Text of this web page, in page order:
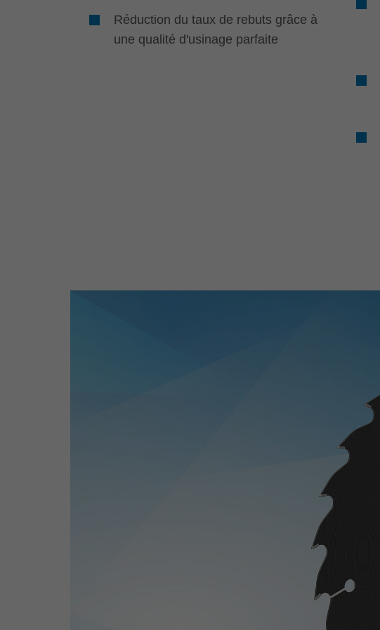
Réduction du taux de rebuts grâce à
une qualité d'usinage parfaite